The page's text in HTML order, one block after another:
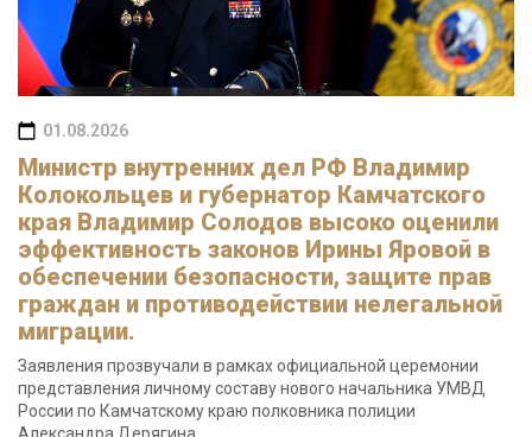
01.08.2026
Министр внутренних дел РФ Владимир
Колокольцев и губернатор Камчатского
края Владимир Солодов высоко оценили
эффективность законов Ирины Яровой в
обеспечении безопасности, защите прав
граждан и противодействии нелегальной
миграции.
Заявления прозвучали в рамках официальной церемонии
представления личному составу нового начальника УМВД
России по Камчатскому краю полковника полиции